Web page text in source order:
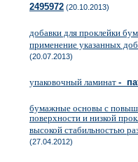
2495972 (20.10.2013)
добавки для проклейки
применение указанных
(20.07.2013)
упаковочный ламинат -
бумажные основы с
поверхности и низкой
высокой стабильностью
(27.04.2012)